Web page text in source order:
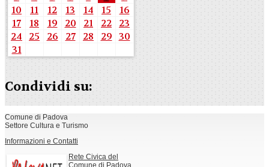
10
11 12 13 14 15
16
17
18 19 20 21 22
23
24
25 26 27 28 29 30
31
Condividi su:
Comune di Padova
Settore Cultura e Turismo
Informazioni e Contatti
Rete Civica del
Comune di Padova